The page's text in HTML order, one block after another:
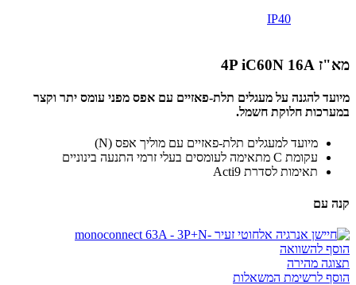
IP40
מא"ז 4P iC60N 16A
מיועד להגנה על מעגלים תלת-פאזיים עם אפס מפני עומס יתר וקצר
במערכות חלוקת חשמל.
מיועד למעגלים תלת-פאזיים עם מוליך אפס (N)
עקומת C מתאימה לעומסים בעלי זרמי התנעה בינוניים
תאימות לסדרת Acti9
קנה עם
הוסף להשוואה
תצוגה מהירה
הוסף לרשימת המשאלות